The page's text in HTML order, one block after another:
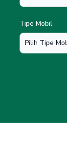
Tipe Mobil